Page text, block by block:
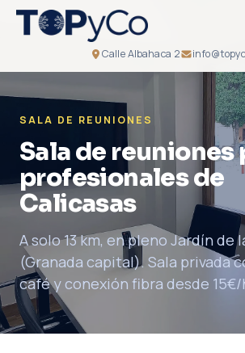
Calle Albahaca 2
SALA DE REUNIONES
Sala de reuniones
profesionales de
Calicasas
A solo 13 km, en pleno Jardín de
(Granada capital). Sala privada
café y conexión fibra desde 15€/